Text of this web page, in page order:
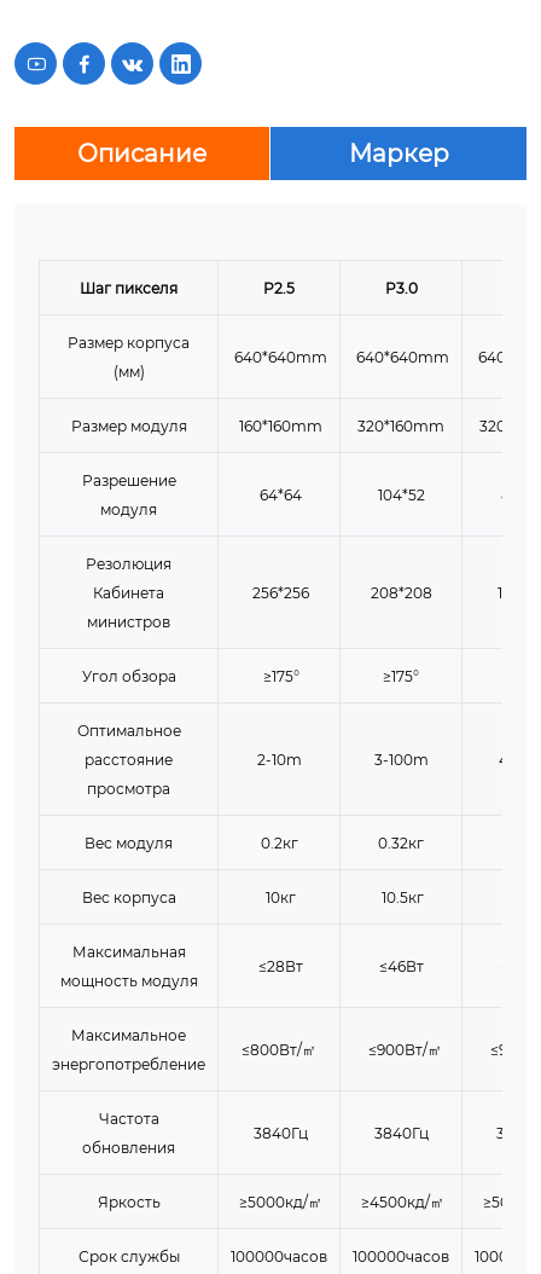
   
Описание Маркер
Шаг пикселя P2.5 P3.0
Размер корпуса
(мм)
640*640mm 640*640mm
Размер модуля 160*160mm 320*160mm
Разрешение
модуля
64*64 104*52
Резолюция
Кабинета
министров
256*256 208*208
Угол обзора ≥175° ≥175°
Оптимальное
расстояние
просмотра
2-10m 3-100m 4-
Вес модуля 0.2кг 0.32кг
Вес корпуса 10кг 10.5кг
Максимальная
мощность модуля
≤28Вт ≤46Вт
Максимальное
энергопотребление
≤800Вт/㎡ ≤900Вт/㎡
Частота
обновления
3840Гц 3840Гц
Яркость ≥5000кд/㎡ ≥4500кд/㎡
Срок службы 100000часов 100000часов